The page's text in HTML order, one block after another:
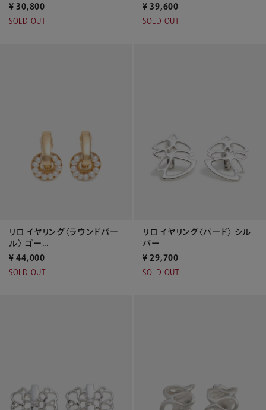
¥ 30,800
SOLD OUT
¥ 39,600
SOLD OUT
リロ イヤリング〈ラウンドパー
ル〉 ゴー...
¥ 44,000
SOLD OUT
リロ イヤリング〈バード〉 シル
バー
¥ 29,700
SOLD OUT